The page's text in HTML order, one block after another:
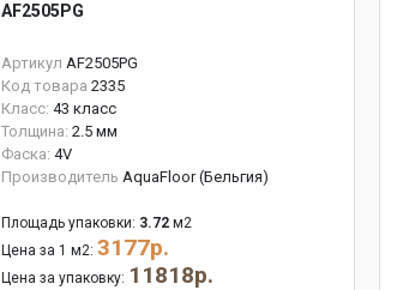
AF2505PG
Артикул AF2505PG
Код товара 2335
Класс: 43 класс
Толщина: 2.5 мм
Фаска: 4V
Производитель AquaFloor (Бельгия)
Площадь упаковки: 3.72 м2
Цена за 1 м2: 3177р.
Цена за упаковку: 11818р.